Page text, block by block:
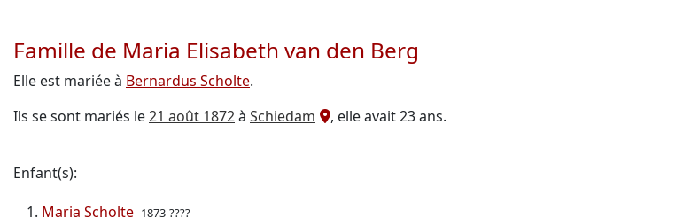
Famille de Maria Elisabeth van den Berg
Elle est mariée à Bernardus Scholte.
Ils se sont mariés le21 août 1872à Schiedam , elle avait 23 ans.
Enfant(s):
Maria Scholte 1873-????